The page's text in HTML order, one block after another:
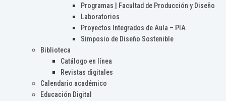
Programas | Facultad de Producción y Diseño
Laboratorios
Proyectos Integrados de Aula – PIA
Simposio de Diseño Sostenible
Biblioteca
Catálogo en línea
Revistas digitales
Calendario académico
Educación Digital